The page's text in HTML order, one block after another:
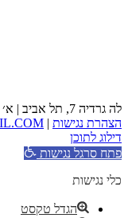
לה גרדיה 7, תל אביב | א׳ - ה׳ 18:00 - 9:00 |
הצהרת נגישות |
דילוג לתוכן
פתח סרגל נגישות
כלי נגישות
הגדל טקסט